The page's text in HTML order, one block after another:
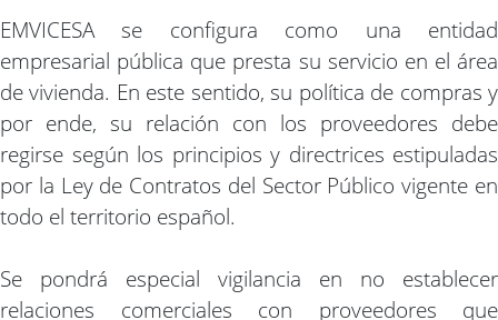
EMVICESA se configura como una entidad
empresarial pública que presta su servicio en el área
de vivienda. En este sentido, su política de compras y
por ende, su relación con los proveedores debe
regirse según los principios y directrices estipuladas
por la Ley de Contratos del Sector Público vigente en
todo el territorio español.
Se pondrá especial vigilancia en no establecer
relaciones comerciales con proveedores que